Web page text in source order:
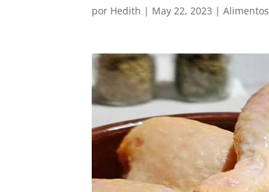
por Hedith | May 22, 2023 |